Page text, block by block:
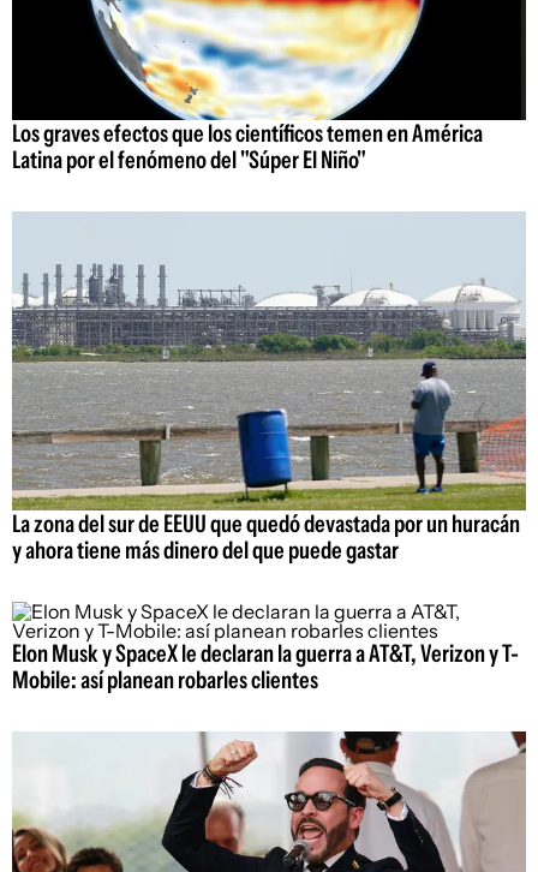
Los graves efectos que los científicos temen en América
Latina por el fenómeno del "Súper El Niño"
La zona del sur de EEUU que quedó devastada por un huracán
y ahora tiene más dinero del que puede gastar
Elon Musk y SpaceX le declaran la guerra a AT&T, Verizon y T-
Mobile: así planean robarles clientes